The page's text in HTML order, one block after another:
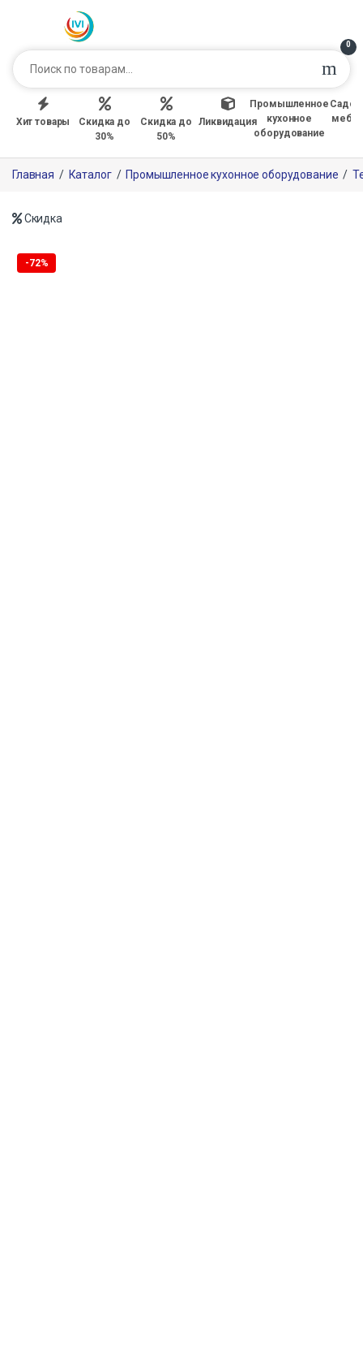
0
Хит товары
Скидка до
30%
Скидка до
50%
Ликвидация
Промышленное
кухонное
оборудование
Главная / Каталог / Промышленное кухонное оборудование /
Скидка
-72%